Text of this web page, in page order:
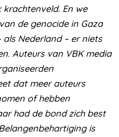
En we
de genocide in Gaza
Nederland – er niets
Auteurs van VBK media
dat meer auteurs
of hebben
had de bond zich best
is